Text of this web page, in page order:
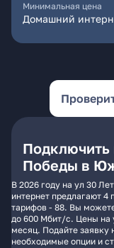
Минимальная цена
Домашний
Подключить
Победы в
В 2026 году на ул 30
интернет предлагают
тарифов - 88. Вы
до 600 Мбит/с. Цены на
месяц. Подайте заявку
необходимые опции и